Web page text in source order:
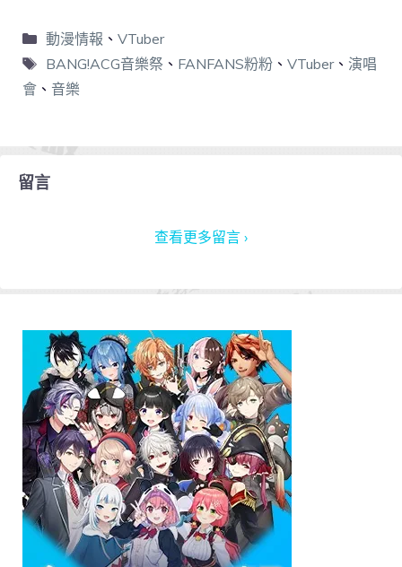
動漫情報 、 VTuber
BANG!ACG音樂祭 、 FANFANS粉粉、 VTuber、 演唱
會 、 音樂
留言
查看更多留言 ›